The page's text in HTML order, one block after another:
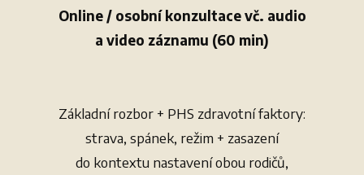
Online / osobní konzultace vč. audio
a video záznamu (60 min)
Základní rozbor + PHS zdravotní faktory:
strava, spánek, režim + zasazení
do kontextu nastavení obou rodičů,